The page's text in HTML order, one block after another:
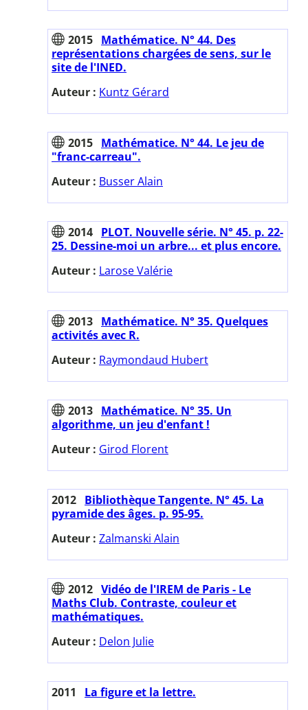
2015 Mathématice. N° 44. Des
représentations chargées de sens, sur le
site de l'INED.
Auteur : Kuntz Gérard
2015 Mathématice. N° 44. Le jeu de
"franc-carreau".
Auteur : Busser Alain
2014 PLOT. Nouvelle série. N° 45. p. 22-
25. Dessine-moi un arbre... et plus encore.
Auteur : Larose Valérie
2013 Mathématice. N° 35. Quelques
activités avec R.
Auteur : Raymondaud Hubert
2013 Mathématice. N° 35. Un
algorithme, un jeu d'enfant !
Auteur : Girod Florent
2012 Bibliothèque Tangente. N° 45. La
pyramide des âges. p. 95-95.
Auteur : Zalmanski Alain
2012 Vidéo de l'IREM de Paris - Le
Maths Club. Contraste, couleur et
mathématiques.
Auteur : Delon Julie
2011
La figure et la lettre.